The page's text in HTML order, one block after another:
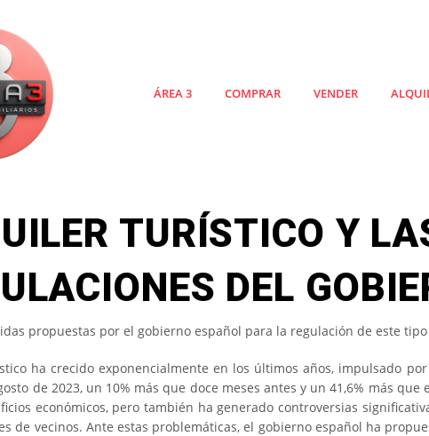
ÁREA 3 COMPRAR VENDER
TURÍSTICO Y
DEL
propuestas por el gobierno español para la regulación de este
ha crecido exponencialmente en los últimos años, impulsado
de 2023, un 10% más que doce meses antes y un 41,6% más
económicos, pero también ha generado controversias
de vecinos. Ante estas problemáticas, el gobierno español ha